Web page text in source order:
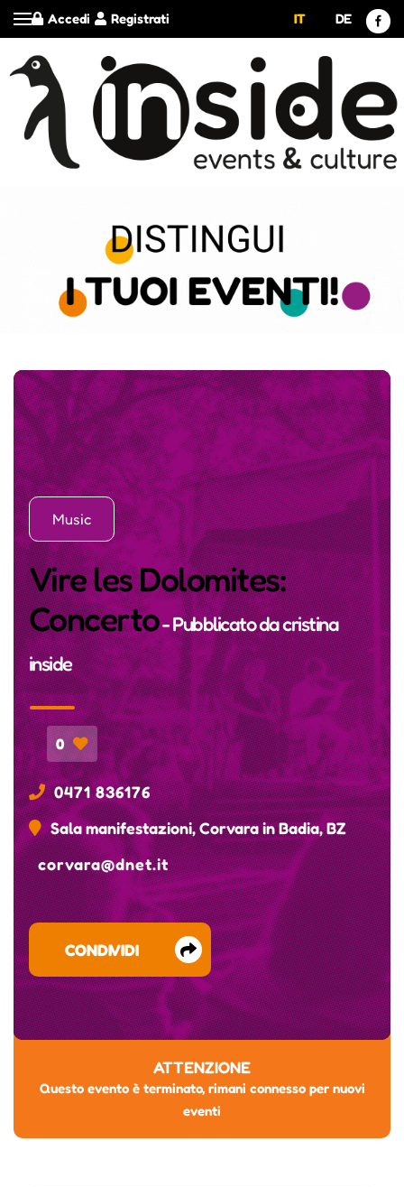
Registrati
Accedi IT DE
Music
Vire les Dolomites:
Concerto- Pubblicato dacristina
inside
0
0471 836176
Sala manifestazioni, Corvara in Badia, BZ
corvara@dnet.it
CONDIVIDI
ATTENZIONE
Questo evento è terminato, rimani connesso per nuovi
eventi